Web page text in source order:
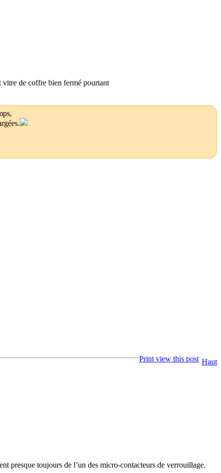
vitre de coffre bien fermé pourtant
Haut
Print view this post
presque toujours de l’un des micro‑contacteurs de verrouillage.